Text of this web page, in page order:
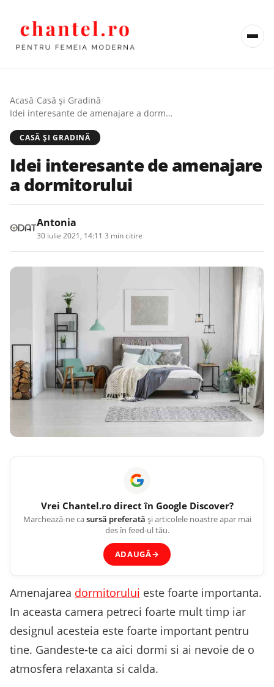
Acasă/Casă şi Gradină/
Idei interesante de amenajare a dormitorului
CASĂ ŞI GRADINĂ
Idei interesante de amenajare
a dormitorului
Antonia
30 iulie 2021, 14:11 3 min citire
Vrei Chantel.rodirect în Google Discover?
Marchează-ne casursă preferată și articolele noastre apar mai
des în feed-ul tău.
ADAUGĂ→
Amenajarea dormitorului este foarte importanta.
In aceasta camera petreci foarte mult timp iar
designul acesteia este foarte important pentru
tine. Gandeste-te ca aici dormi si ai nevoie de o
atmosfera relaxanta si calda.